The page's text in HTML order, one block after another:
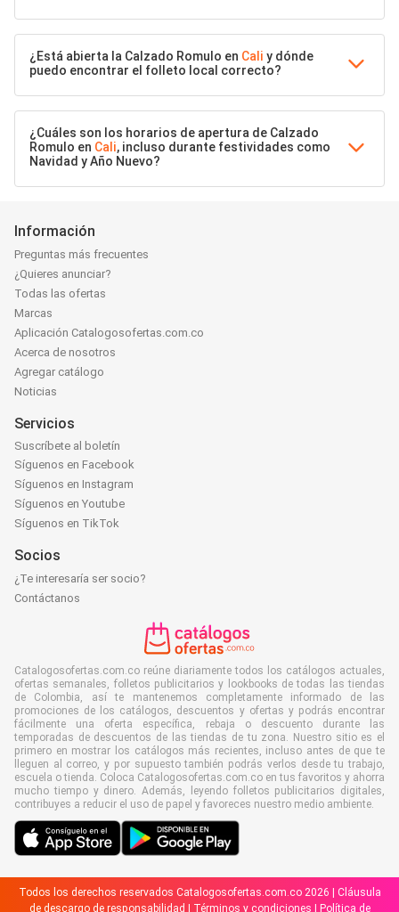
¿Está abierta la Calzado Romulo en Cali y dónde
puedo encontrar el folleto local correcto?
¿Cuáles son los horarios de apertura de Calzado
Romulo en Cali, incluso durante festividades como
Navidad y Año Nuevo?
Información
Preguntas más frecuentes
¿Quieres anunciar?
Todas las ofertas
Marcas
Aplicación Catalogosofertas.com.co
Acerca de nosotros
Agregar catálogo
Noticias
Servicios
Suscríbete al boletín
Síguenos en Facebook
Síguenos en Instagram
Síguenos en Youtube
Síguenos en TikTok
Socios
¿Te interesaría ser socio?
Contáctanos
Catalogosofertas.com.co reúne diariamente todos los catálogos actuales,
ofertas semanales, folletos publicitarios y lookbooks de todas las tiendas
de Colombia, así te mantenemos completamente informado de las
promociones de los catálogos, descuentos y ofertas y podrás encontrar
fácilmente una oferta específica, rebaja o descuento durante las
temporadas de descuentos de las tiendas de tu zona. Nuestro sitio es el
primero en mostrar los catálogos más recientes, incluso antes de que te
lleguen al correo, y por supuesto también podrás verlos desde tu trabajo,
escuela o tienda. Coloca Catalogosofertas.com.co en tus favoritos y ahorra
mucho tiempo y dinero. Además, leyendo folletos publicitarios digitales,
contribuyes a reducir el uso de papel y favoreces nuestro medio ambiente.
Todos los derechos reservados Catalogosofertas.com.co 2026 | Cláusula
de descargo de responsabilidad
Términos y condiciones Política de